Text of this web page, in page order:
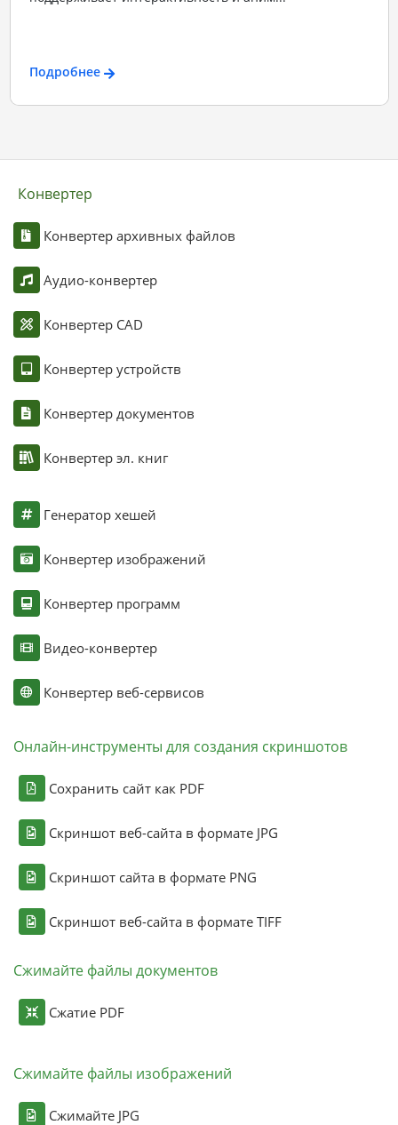
Подробнее
Конвертер
Конвертер архивных файлов
Аудио-конвертер
Конвертер CAD
Конвертер устройств
Конвертер документов
Конвертер эл. книг
Генератор хешей
Конвертер изображений
Конвертер программ
Видео-конвертер
Конвертер веб-сервисов
Онлайн-инструменты для создания скриншотов
Сохранить сайт как PDF
Скриншот веб-сайта в формате JPG
Скриншот сайта в формате PNG
Скриншот веб-сайта в формате TIFF
Сжимайте файлы документов
Сжатие PDF
Сжимайте файлы изображений
Сжимайте JPG